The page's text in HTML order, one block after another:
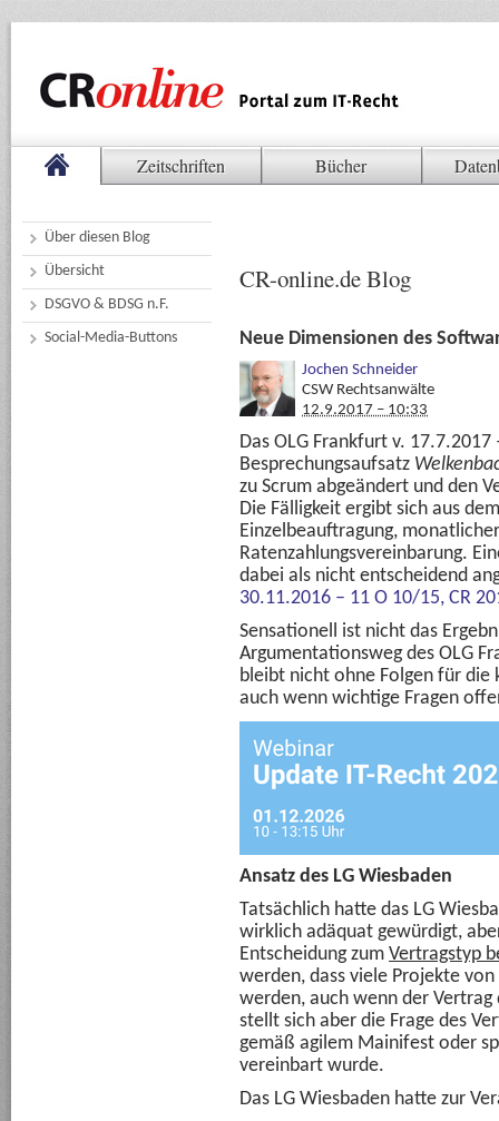
Zeitschriften Bücher
Über diesen Blog
Übersicht
DSGVO & BDSG n.F.
Social-Media-Buttons
CR-online.de Blog
Neue Dimensionen des
Jochen Schneider
CSW Rechtsanwälte
12.9.2017 – 10:33
Das OLG Frankfurt v.
Besprechungsaufsatz
zu Scrum abgeändert und den
Die Fälligkeit ergibt sich aus
Einzelbeauftragung,
Ratenzahlungsvereinbarung.
dabei als nicht entscheidend
30.11.2016 – 11 O 10/15, CR
Sensationell ist nicht das
Argumentationsweg des OLG
bleibt nicht ohne Folgen für die
auch wenn wichtige Fragen
Ansatz des LG Wiesbaden
Tatsächlich hatte das LG
wirklich adäquat gewürdigt,
Entscheidung zum Vertragstyp
werden, dass viele Projekte
werden, auch wenn der
stellt sich aber die Frage des
gemäß agilem Mainifest oder
vereinbart wurde.
Das LG Wiesbaden hatte zur